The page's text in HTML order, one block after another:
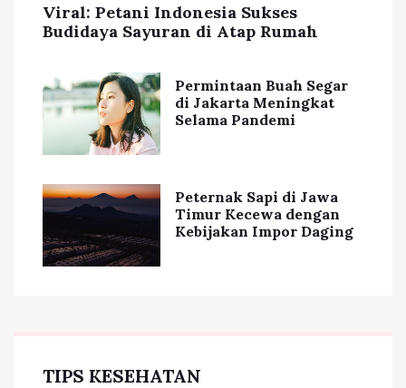
Viral: Petani Indonesia Sukses
Budidaya Sayuran di Atap Rumah
Permintaan Buah Segar
di Jakarta Meningkat
Selama Pandemi
Peternak Sapi di Jawa
Timur Kecewa dengan
Kebijakan Impor Daging
TIPS KESEHATAN